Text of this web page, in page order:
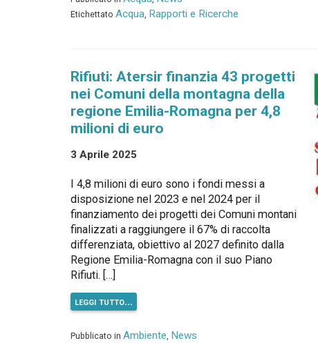
Etichettato Acqua, Rapporti e Ricerche
Rifiuti: Atersir finanzia 43 progetti
nei Comuni della montagna della
regione Emilia-Romagna per 4,8
milioni di euro
3 Aprile 2025
I 4,8 milioni di euro sono i fondi messi a
disposizione nel 2023 e nel 2024 per il
finanziamento dei progetti dei Comuni montani
finalizzati a raggiungere il 67% di raccolta
differenziata, obiettivo al 2027 definito dalla
Regione Emilia-Romagna con il suo Piano
Rifiuti. […]
leggi tutto…
Pubblicato in Ambiente News